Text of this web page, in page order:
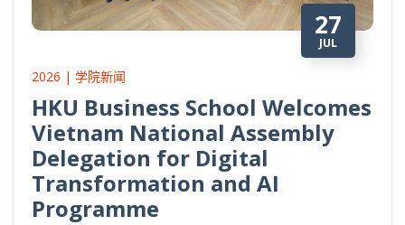
27
JUL
2026 | 学院新闻
HKU Business School Welcomes
Vietnam National Assembly
Delegation for Digital
Transformation and AI
Programme